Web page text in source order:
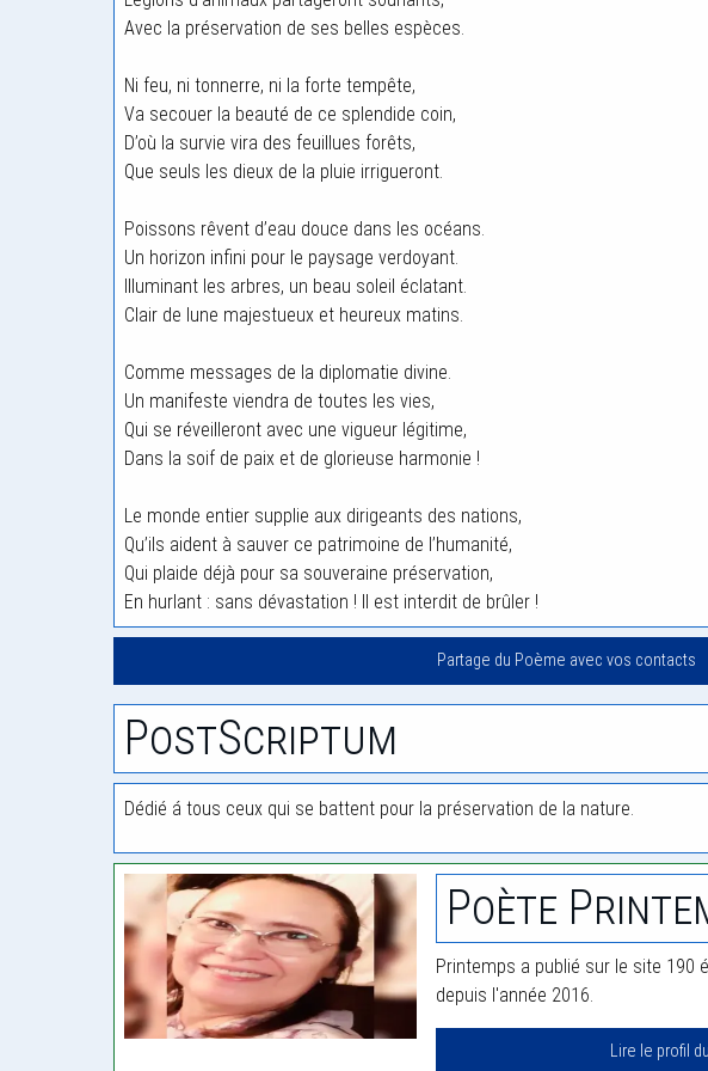
Avec la préservation de ses belles espèces.
Ni feu, ni tonnerre, ni la forte tempête,
Va secouer la beauté de ce splendide coin,
D’où la survie vira des feuillues forêts,
Que seuls les dieux de la pluie irrigueront.
Poissons rêvent d’eau douce dans les océans.
Un horizon infini pour le paysage verdoyant.
Illuminant les arbres, un beau soleil éclatant.
Clair de lune majestueux et heureux matins.
Comme messages de la diplomatie divine.
Un manifeste viendra de toutes les vies,
Qui se réveilleront avec une vigueur légitime,
Dans la soif de paix et de glorieuse harmonie !
Le monde entier supplie aux dirigeants des nations,
Qu’ils aident à sauver ce patrimoine de l’humanité,
Qui plaide déjà pour sa souveraine préservation,
En hurlant : sans dévastation ! Il est interdit de brûler !
Partage du Poème avec vos contacts
PostScriptum
Dédié á tous ceux qui se battent pour la préservation de la nature.
Poète
Printemps a publié sur le site
depuis l'année 2016.
Lire le profil